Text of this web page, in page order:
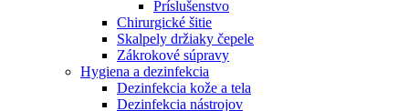
Príslušenstvo
Chirurgické šitie
Skalpely držiaky čepele
Zákrokové súpravy
Hygiena a dezinfekcia
Dezinfekcia kože a tela
Dezinfekcia nástrojov